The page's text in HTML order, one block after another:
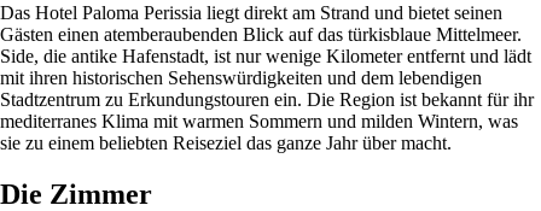
Das Hotel Paloma Perissia liegt direkt am Strand und bietet seinen
Gästen einen atemberaubenden Blick auf das türkisblaue Mittelmeer.
Side, die antike Hafenstadt, ist nur wenige Kilometer entfernt und lädt
mit ihren historischen Sehenswürdigkeiten und dem lebendigen
Stadtzentrum zu Erkundungstouren ein. Die Region ist bekannt für ihr
mediterranes Klima mit warmen Sommern und milden Wintern, was
sie zu einem beliebten Reiseziel das ganze Jahr über macht.
Die Zimmer